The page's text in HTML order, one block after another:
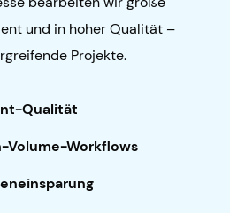
und in hoher Qualität –
Projekte.
Qualität
Volume-Workflows